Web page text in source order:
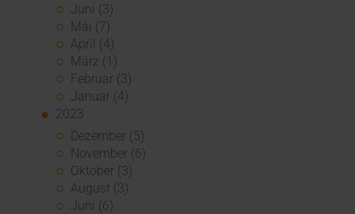
Juni (3)
Mai (7)
April (4)
März (1)
Februar (3)
Januar (4)
2023
Dezember (5)
November (6)
Oktober (3)
August (3)
Juni (6)